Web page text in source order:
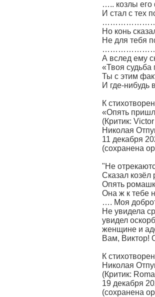
….. козлы его
И стал с тех
Но конь
Не для тебя
А вслед ему
«Твоя
Ты с этим
И где-нибудь
К
«Опять
(Критик:
Николая
11 декабря
(сохранена
"Не
Сказал
Опять
Она ж к тебе
…. Моя
Не увидела
увидел
женщине и
Вам, Виктор!
К
Николая
(Критик:
19 декабря
(сохранена